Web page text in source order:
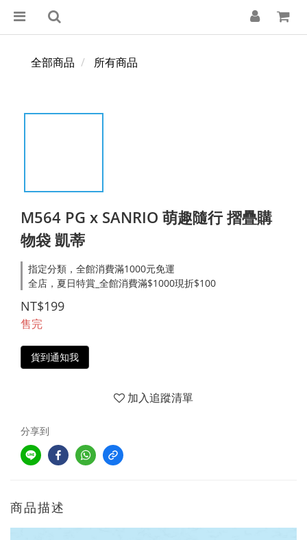
全部商品 所有商品
M564 PG x SANRIO 萌趣隨行 摺疊購
物袋 凱蒂
指定分類，全館消費滿1000元免運
全店，夏日特賞_全館消費滿$1000現折$100
NT$199
售完
貨到通知我
加入追蹤清單
分享到
商品描述